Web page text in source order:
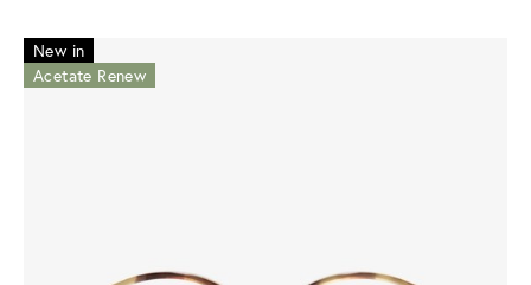
New in
Acetate Renew